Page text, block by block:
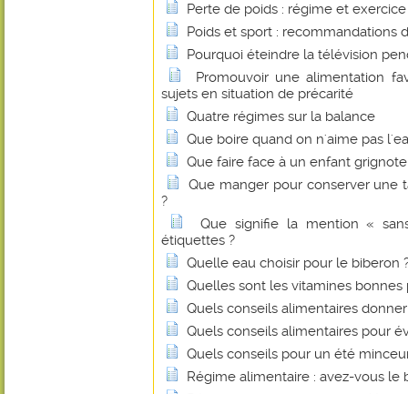
Perte de poids : régime et
Poids et sport : recommandations
Pourquoi éteindre la télévision
Promouvoir une alimentation
sujets en situation de précarité
Quatre régimes sur la balance
Que boire quand on n'aime pas
Que faire face à un enfant
Que manger pour conserver une
?
Que signifie la mention «
étiquettes ?
Quelle eau choisir pour le biberon
Quelles sont les vitamines bonnes
Quels conseils alimentaires
Quels conseils alimentaires pour
Quels conseils pour un été
Régime alimentaire : avez-vous le